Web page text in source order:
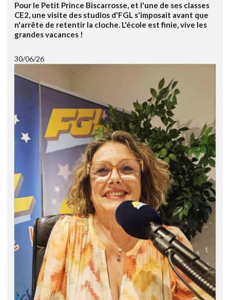
Pour le Petit Prince Biscarrosse, et l'une de ses classes
CE2, une visite des studios d'FGL s'imposait avant que
n'arrête de retentir la cloche. L'école est finie, vive les
grandes vacances !
30/06/26